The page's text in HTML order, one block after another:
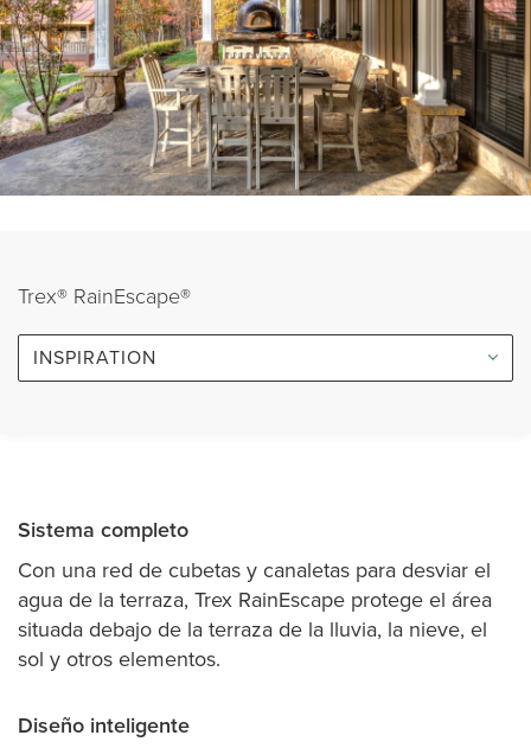
Trex® RainEscape®
INSPIRATION
Sistema completo
Con una red de cubetas y canaletas para desviar el
agua de la terraza, Trex RainEscape protege el área
situada debajo de la terraza de la lluvia, la nieve, el
sol y otros elementos.
Diseño inteligente